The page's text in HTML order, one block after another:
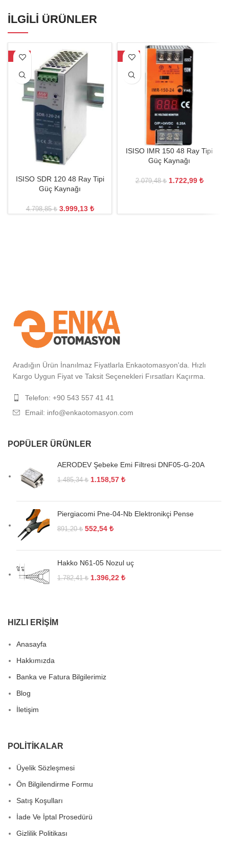
İLGILI ÜRÜNLER
-17%
ISISO SDR 120 48 Ray Tipi
Güç Kaynağı
4.798,85₺ 3.999,13 ₺
-17%
ISISO IMR 150 48 Ray Tipi
Güç Kaynağı
2.079,48₺ 1.722,99 ₺
Aradığın Ürün İnanılmaz Fiyatlarla Enkaotomasyon'da. Hızlı
Kargo Uygun Fiyat ve Taksit Seçenekleri Fırsatları Kaçırma.
Telefon: +90 543 557 41 41
Email: info@enkaotomasyon.com
POPÜLER ÜRÜNLER
AERODEV Şebeke Emi Filtresi DNF05-G-20A
1.485,34₺ 1.158,57 ₺
Piergiacomi Pne-04-Nb Elektronikçi Pense
891,20₺ 552,54 ₺
Hakko N61-05 Nozul uç
1.782,41₺ 1.396,22 ₺
HIZLI ERIŞIM
Anasayfa
Hakkımızda
Banka ve Fatura Bilgilerimiz
Blog
İletişim
POLITIKALAR
Üyelik Sözleşmesi
Ön Bilgilendirme Formu
Satış Koşulları
İade Ve İptal Prosedürü
Gizlilik Politikası